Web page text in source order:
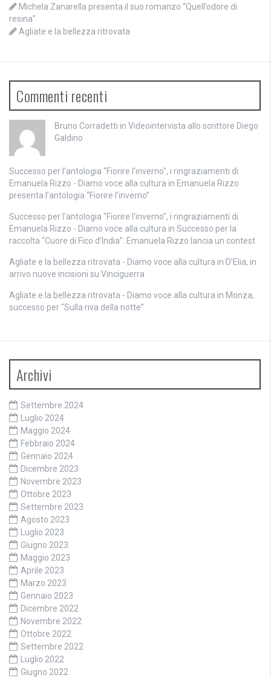
Michela Zanarella presenta il suo romanzo “Quell’odore di
resina”
Agliate e la bellezza ritrovata
Commenti recenti
Bruno Corradetti in Videointervista allo scrittore Diego
Galdino
Successo per l'antologia "Fiorire l'inverno", i ringraziamenti di
Emanuela Rizzo - Diamo voce alla cultura in Emanuela Rizzo
presenta l’antologia “Fiorire l’inverno”
Successo per l'antologia "Fiorire l'inverno", i ringraziamenti di
Emanuela Rizzo - Diamo voce alla cultura in Successo per la
raccolta “Cuore di Fico d’India”: Emanuela Rizzo lancia un contest
Agliate e la bellezza ritrovata - Diamo voce alla cultura in D’Elia, in
arrivo nuove incisioni su Vinciguerra
Agliate e la bellezza ritrovata - Diamo voce alla cultura in Monza,
successo per “Sulla riva della notte”
Archivi
Settembre 2024
Luglio 2024
Maggio 2024
Febbraio 2024
Gennaio 2024
Dicembre 2023
Novembre 2023
Ottobre 2023
Settembre 2023
Agosto 2023
Luglio 2023
Giugno 2023
Maggio 2023
Aprile 2023
Marzo 2023
Gennaio 2023
Dicembre 2022
Novembre 2022
Ottobre 2022
Settembre 2022
Luglio 2022
Giugno 2022